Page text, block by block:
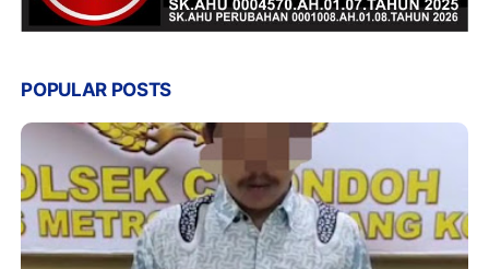
POPULAR POSTS